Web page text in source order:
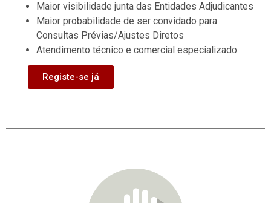
Maior visibilidade junta das Entidades Adjudicantes
Maior probabilidade de ser convidado para
Consultas Prévias/Ajustes Diretos
Atendimento técnico e comercial especializado
Registe-se já